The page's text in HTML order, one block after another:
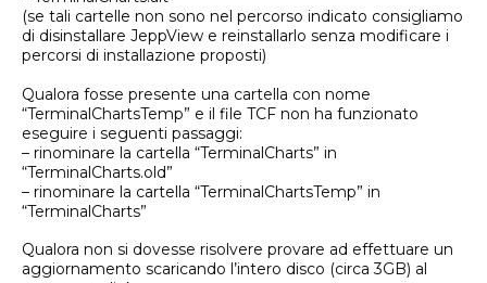
(se tali cartelle non sono nel percorso indicato consigliamo
di disinstallare JeppView e reinstallarlo senza modificare i
percorsi di installazione proposti)
Qualora fosse presente una cartella con nome
“TerminalChartsTemp” e il file TCF non ha funzionato
eseguire i seguenti passaggi:
– rinominare la cartella “TerminalCharts” in
“TerminalCharts.old”
– rinominare la cartella “TerminalChartsTemp” in
“TerminalCharts”
Qualora non si dovesse risolvere provare ad effettuare un
aggiornamento scaricando l’intero disco (circa 3GB) al